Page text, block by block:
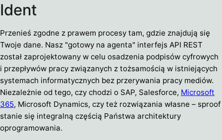
Ident
Przenieś zgodne z prawem procesy tam, gdzie znajdują się
Twoje dane. Nasz "gotowy na agenta" interfejs API REST
został zaprojektowany w celu osadzenia podpisów cyfrowych
i przepływów pracy związanych z tożsamością w istniejących
systemach informatycznych bez przerywania pracy mediów.
Niezależnie od tego, czy chodzi o SAP, Salesforce, Microsoft
365, Microsoft Dynamics, czy też rozwiązania własne – sproof
stanie się integralną częścią Państwa architektury
oprogramowania.